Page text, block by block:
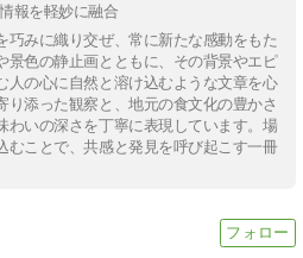
報を軽妙に融合
巧みに織り交ぜ、常に新たな感動をもた
景色の静止画とともに、その背景やエピ
人の心に自然と溶け込むような文章を心
り添った観察と、地元の食文化の豊かさ
わいの深さを丁寧に表現しています。場
むことで、共感と発見を呼び起こす一冊